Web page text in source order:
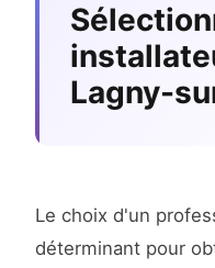
Lagny-
Le choix d'un
déterminant pour